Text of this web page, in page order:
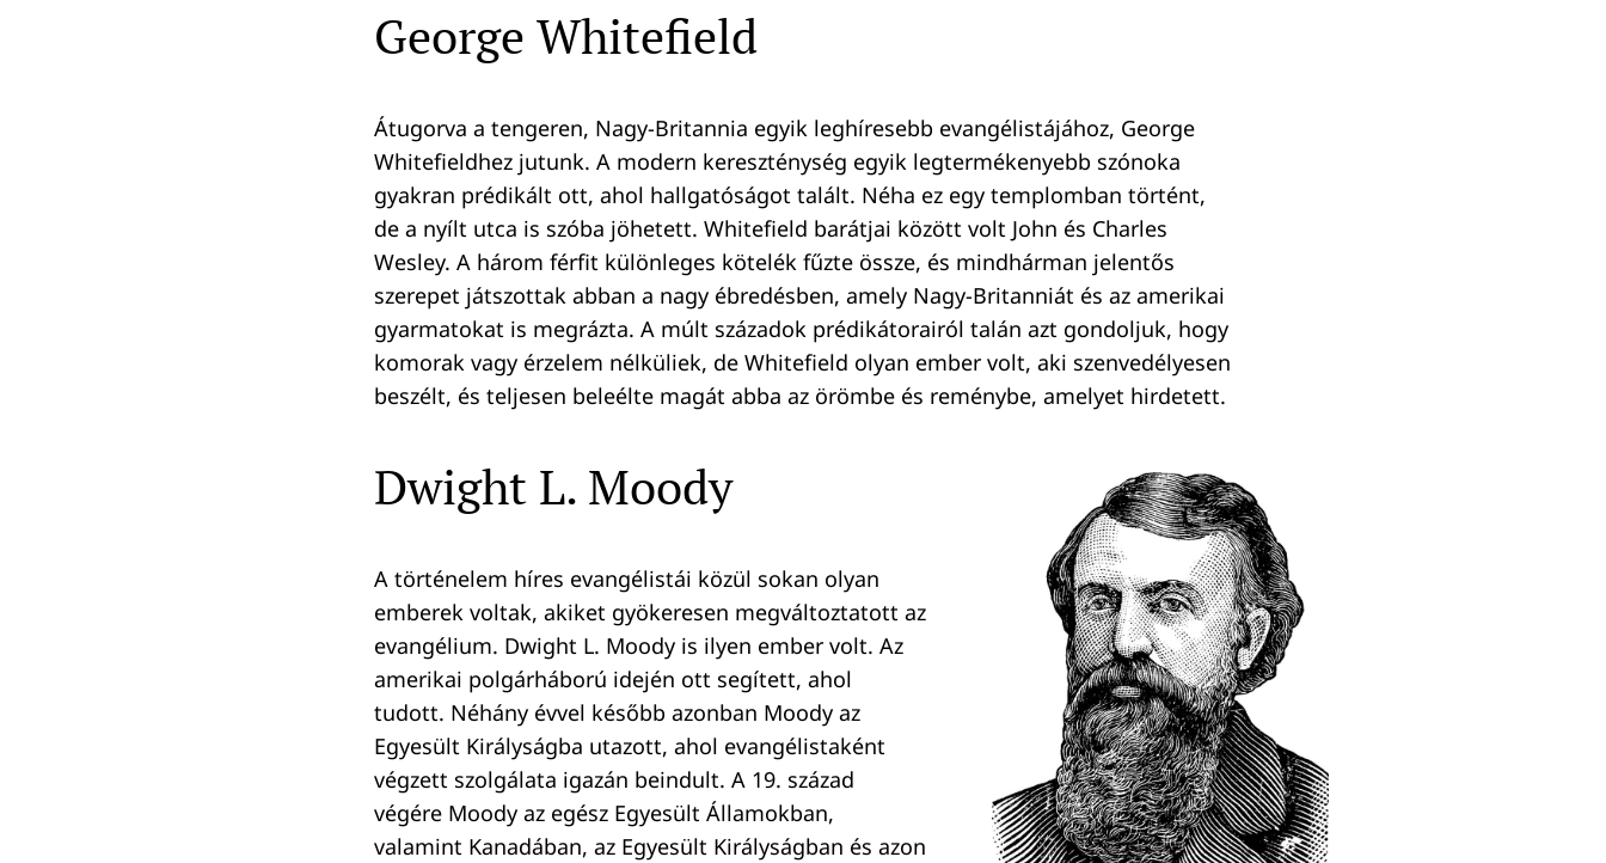
George Whitefield
Átugorva a tengeren, Nagy-Britannia egyik leghíresebb evangélistájához, George
Whitefieldhez jutunk. A modern kereszténység egyik legtermékenyebb szónoka
gyakran prédikált ott, ahol hallgatóságot talált. Néha ez egy templomban történt,
de a nyílt utca is szóba jöhetett. Whitefield barátjai között volt John és Charles
Wesley. A három férfit különleges kötelék fűzte össze, és mindhárman jelentős
szerepet játszottak abban a nagy ébredésben, amely Nagy-Britanniát és az amerikai
gyarmatokat is megrázta. A múlt századok prédikátorairól talán azt gondoljuk, hogy
komorak vagy érzelem nélküliek, de Whitefield olyan ember volt, aki szenvedélyesen
beszélt, és teljesen beleélte magát abba az örömbe és reménybe, amelyet hirdetett.
Dwight L. Moody
A történelem híres evangélistái közül sokan olyan
emberek voltak, akiket gyökeresen megváltoztatott az
evangélium. Dwight L. Moody is ilyen ember volt. Az
amerikai polgárháború idején ott segített, ahol
tudott. Néhány évvel később azonban Moody az
Egyesült Királyságba utazott, ahol evangélistaként
végzett szolgálata igazán beindult. A 19. század
végére Moody az egész Egyesült Államokban,
valamint Kanadában, az Egyesült Királyságban és azon